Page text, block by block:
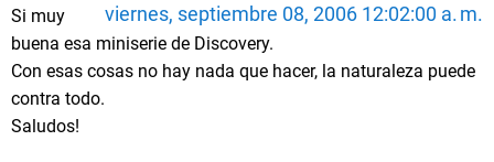
viernes, septiembre 08, 2006 12:02:00 a. m.
Si muy
buena esa miniserie de Discovery.
Con esas cosas no hay nada que hacer, la naturaleza puede
contra todo.
Saludos!